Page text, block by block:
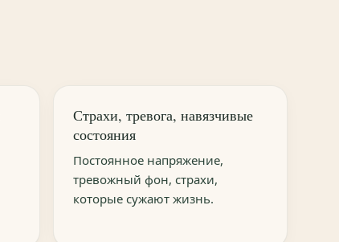
Страхи, тревога, навязчивые
состояния
Постоянное напряжение,
тревожный фон, страхи,
которые сужают жизнь.